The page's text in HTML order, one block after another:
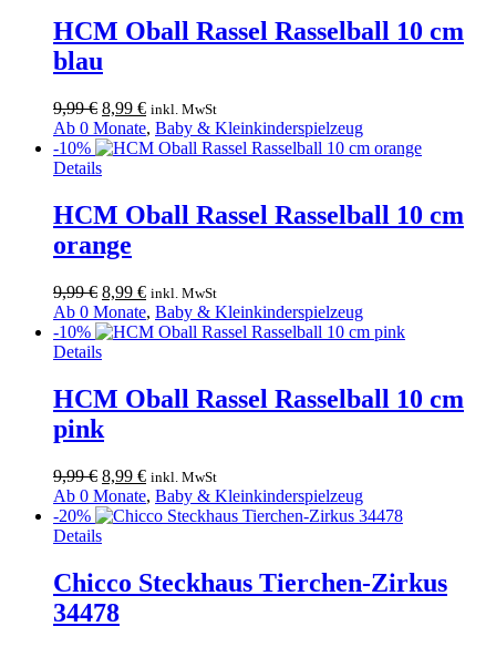
HCM Oball Rassel Rasselball 10 cm
blau
9,99€ Ursprünglicher
Preis
war:
9,99 €
8,99 €Aktueller
Preis
ist:
inkl. MwSt
Ab 0 Monate, Baby & Kleinkinderspielzeug
-10%
Details
HCM Oball Rassel Rasselball 10 cm
orange
9,99€ Ursprünglicher
Preis
war:
9,99 €
8,99 €Aktueller
Preis
ist:
inkl. MwSt
Ab 0 Monate, Baby & Kleinkinderspielzeug
-10%
Details
HCM Oball Rassel Rasselball 10 cm
pink
9,99€ Ursprünglicher
Preis
war:
9,99 €
8,99 €Aktueller
Preis
ist:
inkl. MwSt
Ab 0 Monate, Baby & Kleinkinderspielzeug
-20%
Details
Chicco Steckhaus Tierchen-Zirkus
34478